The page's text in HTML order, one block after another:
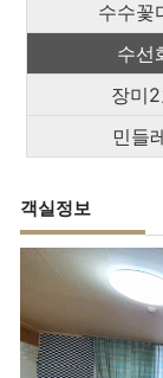
수수꽃
수선
장미
민들
객실정보